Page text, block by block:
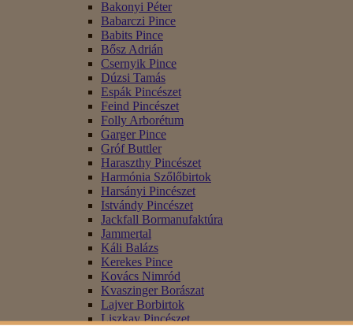
Bakonyi Péter
Babarczi Pince
Babits Pince
Bősz Adrián
Csernyik Pince
Dúzsi Tamás
Espák Pincészet
Feind Pincészet
Folly Arborétum
Garger Pince
Gróf Buttler
Haraszthy Pincészet
Harmónia Szőlőbirtok
Harsányi Pincészet
Istvándy Pincészet
Jackfall Bormanufaktúra
Jammertal
Káli Balázs
Kerekes Pince
Kovács Nimród
Kvaszinger Borászat
Lajver Borbirtok
Liszkay Pincészet